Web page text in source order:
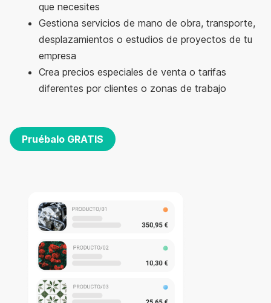
que necesites
Gestiona servicios de mano de obra, transporte,
desplazamientos o estudios de proyectos de tu
empresa
Crea precios especiales de venta o tarifas
diferentes por clientes o zonas de trabajo
Pruébalo GRATIS